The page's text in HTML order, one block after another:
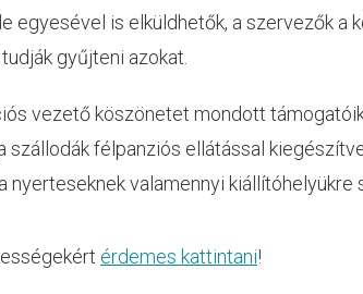
egyesével is elküldhetők, a szervezők a
gyűjteni azokat.
vezető köszönetet mondott
szállodák félpanziós ellátással
nyerteseknek valamennyi
érdemes kattintani!